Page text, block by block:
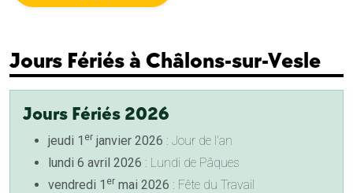
Jours Fériés à Châlons-sur-Vesle
Jours Fériés 2026
jeudi 1 er janvier 2026 : Jour de l'an
lundi 6 avril 2026 : Lundi de Pâques
vendredi 1 er mai 2026 : Fête du Travail